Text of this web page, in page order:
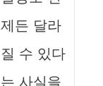
제든 달라
질 수 있다
는 사실을